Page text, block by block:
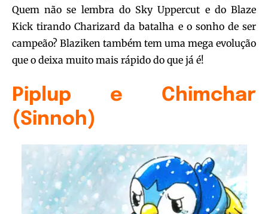
Quem não se lembra do Sky Uppercut e do Blaze
Kick tirando Charizard da batalha e o sonho de ser
campeão? Blaziken também tem uma mega evolução
que o deixa muito mais rápido do que já é!
Piplup e Chimchar
(Sinnoh)